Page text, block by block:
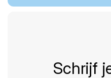
Schrijf